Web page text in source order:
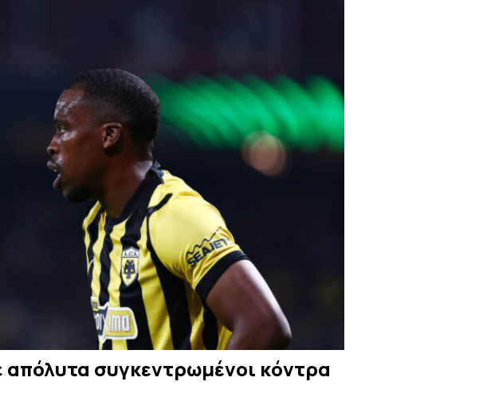
συγκεντρωμένοι κόντρα